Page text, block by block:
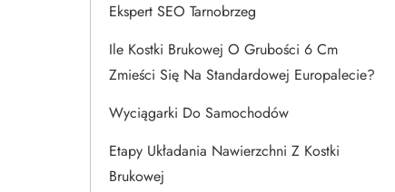
Ekspert SEO Tarnobrzeg
Ile Kostki Brukowej O Grubości 6 Cm
Zmieści Się Na Standardowej Europalecie?
Wyciągarki Do Samochodów
Etapy Układania Nawierzchni Z Kostki
Brukowej